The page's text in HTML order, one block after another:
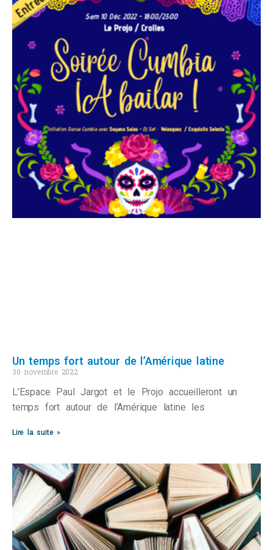
Un temps fort autour de l’Amérique latine
30 novembre 2022
L’Espace Paul Jargot et le Projo accueilleront un
temps fort autour de l’Amérique latine les
Lire la suite »